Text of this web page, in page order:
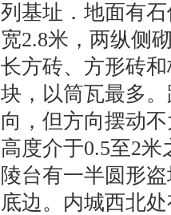
列基址．地面有
宽2.8米，两纵侧
长方砖、方形砖
块，以筒瓦最多
向，但方向摆动
高度介于0.5至2
陵台有一半圆形
底边。内城西北